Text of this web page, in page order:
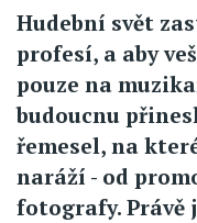
Hudební svět
profesí, a aby
pouze na
budoucnu
řemesel, na
naráží - od
fotografy. Právě